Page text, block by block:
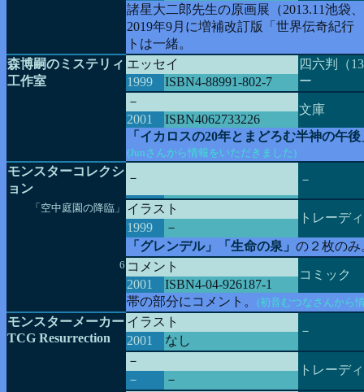
諸星大二郎先生の原画展（2013.11池袋
2019年9月に増補改訂版「世界伝奇紀
トは一緒。
森博嗣のミステリィ
工作室
エッセイ
四六判（
ー
1999
ISBN4-88991-802-7
－
文庫
2001
ISBN4062733226
「イカロスの20年とまどろむ半神の午後
(Junさんから情報をいただきました)
モンスターコレクシ
ョン
－ －
「空中庭園の降臨」 イラスト
トレーデ
1999
－
「グレンデル」「生命の泉」 の２枚の
6 コメント
コミック
2001
ISBN4-04-926187-1
帯の部分にコメント。 (初音むつなさんから
モンスターメーカー
TCG Resurrection
イラスト
－
2001
なし
－
トレーデ
－
－